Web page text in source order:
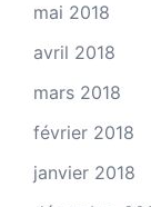
mai 2018
avril 2018
mars 2018
février 2018
janvier 2018